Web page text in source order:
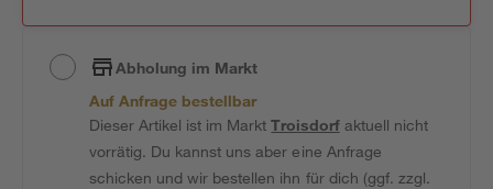
Abholung im Markt
Auf Anfrage bestellbar
Dieser Artikel ist im MarktTroisdorfaktuell nicht
vorrätig. Du kannst uns aber eine Anfrage
schicken und wir bestellen ihn für dich (ggf. zzgl.